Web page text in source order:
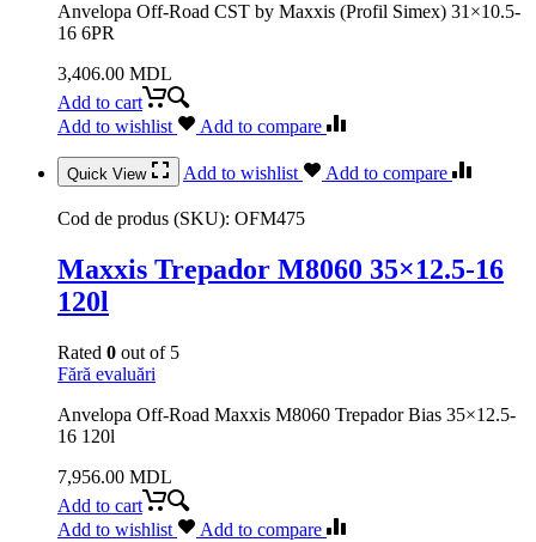
Anvelopa Off-Road CST by Maxxis (Profil Simex) 31×10.5-
16 6PR
3,406.00 MDL
Add to cart
Add to wishlist
Add to compare
Quick View Add to wishlist Add to compare
Cod de produs (SKU): OFM475
Maxxis Trepador M8060 35×12.5-16
120l
Rated 0 out of 5
Fără evaluări
Anvelopa Off-Road Maxxis M8060 Trepador Bias 35×12.5-
16 120l
7,956.00 MDL
Add to cart
Add to wishlist
Add to compare